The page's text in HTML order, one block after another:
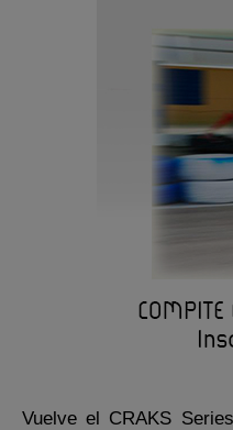
Vuelve el CRAKS